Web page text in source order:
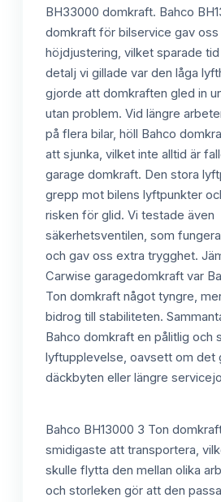
BH33000 domkraft. Bahco
domkraft för bilservice gav oss
höjdjustering, vilket sparade tid
detalj vi gillade var den låga
gjorde att domkraften gled in
utan problem. Vid längre
på flera bilar, höll Bahco
att sjunka, vilket inte alltid är
garage domkraft. Den stora
grepp mot bilens lyftpunkter
risken för glid. Vi testade även
säkerhetsventilen, som
och gav oss extra trygghet.
Carwise garagedomkraft var
Ton domkraft något tyngre,
bidrog till stabiliteten.
Bahco domkraft en pålitlig och
lyftupplevelse, oavsett om det
däckbyten eller längre
Bahco BH13000 3 Ton
smidigaste att transportera,
skulle flytta den mellan olika
och storleken gör att den